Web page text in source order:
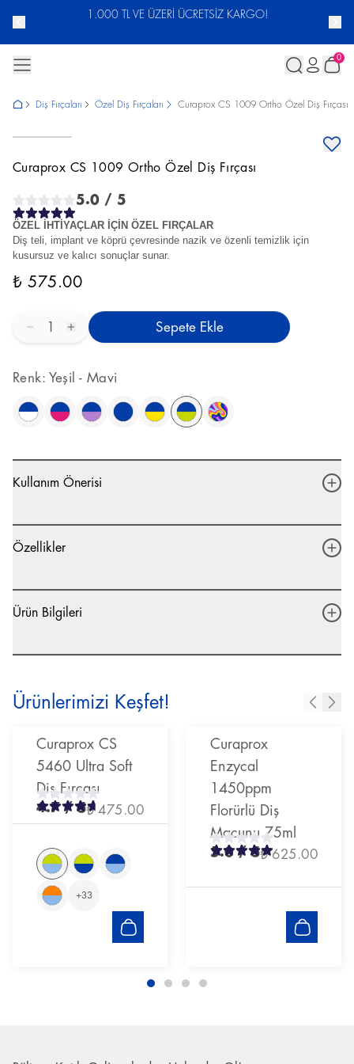
1.000 TL VE ÜZERİ ÜCRETSİZ KARGO!
0
Diş Fırçaları Özel Diş Fırçaları Curaprox CS 1009 Ortho Özel Diş Fırçası
Curaprox CS 1009 Ortho Özel Diş Fırçası
5.0 / 5
ÖZEL İHTİYAÇLAR İÇİN ÖZEL FIRÇALAR
Diş teli, implant ve köprü çevresinde nazik ve özenli temizlik için
kusursuz ve kalıcı sonuçlar sunar.
₺ 575.00
1 Sepete Ekle
Renk: Yeşil - Mavi
Kullanım Önerisi
Özellikler
Ürün Bilgileri
Ürünlerimizi Keşfet!
Curaprox CS
5460 Ultra Soft
Diş Fırçası
4.7/ 5₺ 475.00
+33
Curaprox
Enzycal
1450ppm
Florürlü Diş
Macunu 75ml
5.0/ 5₺ 625.00